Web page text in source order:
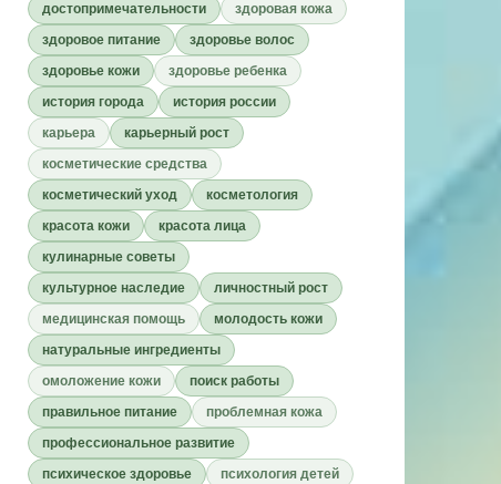
достопримечательности
здоровая кожа
здоровое питание
здоровье волос
здоровье кожи
здоровье ребенка
история города
история россии
карьера
карьерный рост
косметические средства
косметический уход
косметология
красота кожи
красота лица
кулинарные советы
культурное наследие
личностный рост
медицинская помощь
молодость кожи
натуральные ингредиенты
омоложение кожи
поиск работы
правильное питание
проблемная кожа
профессиональное развитие
психическое здоровье
психология детей